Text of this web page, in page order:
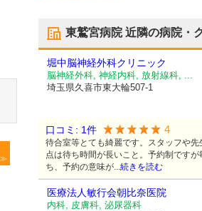
東鷲宮病院近隣の病院・
堀中脳神経外科クリニック
脳神経外科, 神経内科, 放射線科, ...
埼玉県久喜市東大輪507-1
口コミ: 1件 4
待合室等とても綺麗です。スタッフや
点は待ち時間が長いこと。予約制です
ち、予約の意味が...続きを読む
医療法人敏行会朝比奈医院
内科, 皮膚科, 泌尿器科